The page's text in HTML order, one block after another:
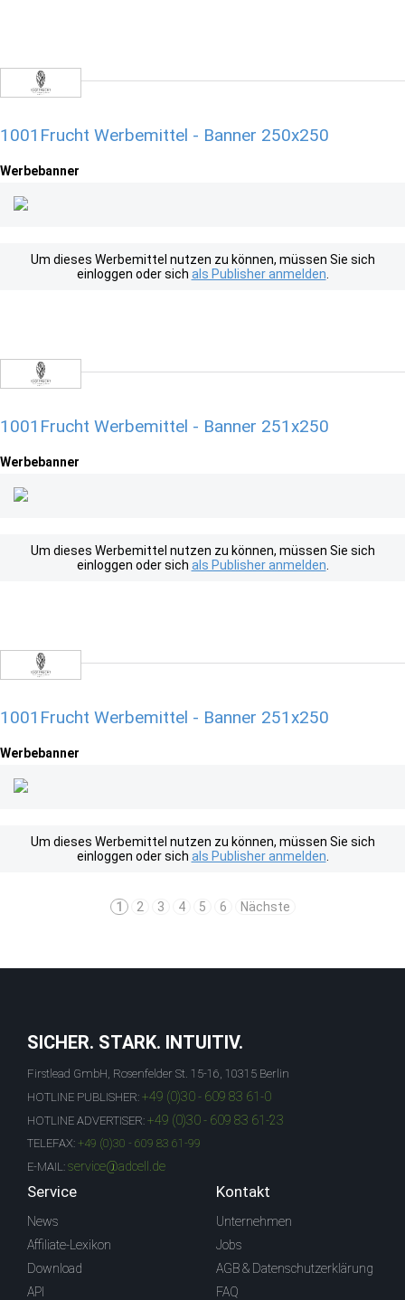
1001Frucht Werbemittel - Banner 250x250
Werbebanner
Um dieses Werbemittel nutzen zu können, müssen Sie sich
einloggen oder sich als Publisher anmelden
1001Frucht Werbemittel - Banner 251x250
Werbebanner
Um dieses Werbemittel nutzen zu können, müssen Sie sich
einloggen oder sich als Publisher anmelden
1001Frucht Werbemittel - Banner 251x250
Werbebanner
Um dieses Werbemittel nutzen zu können, müssen Sie sich
einloggen oder sich als Publisher anmelden
1 2 3 4 5 6 Nächste
SICHER. STARK. INTUITIV.
Firstlead GmbH, Rosenfelder St. 15-16, 10315 Berlin
HOTLINE PUBLISHER: +49 (0)30 - 609 83 61-0
HOTLINE ADVERTISER: +49 (0)30 - 609 83 61-23
TELEFAX: +49 (0)30 - 609 83 61-99
E-MAIL: service@adcell.de
Service
News
Affiliate-Lexikon
Download
API
Kontakt
Unternehmen
Jobs
AGB & Datenschutzerklärung
FAQ